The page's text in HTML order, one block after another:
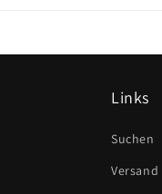
Links
Suchen